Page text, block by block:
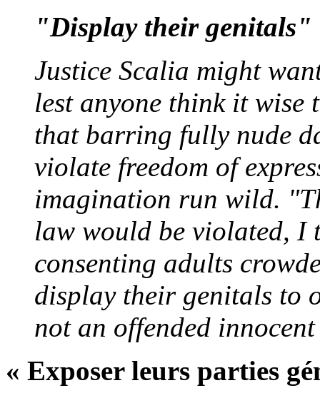
"Display their genitals"
Justice Scalia might
lest anyone think it
that barring fully nude
violate freedom of
imagination run wild.
law would be violated,
consenting adults
display their genitals to
not an offended
« Exposer leurs parties